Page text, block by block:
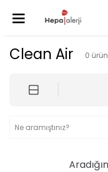
Clean Air 0 ürün